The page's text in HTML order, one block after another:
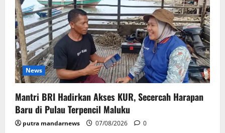
News
Mantri BRI Hadirkan Akses KUR, Secercah Harapan
Baru di Pulau Terpencil Maluku
putra mandarnews 07/08/2026 0